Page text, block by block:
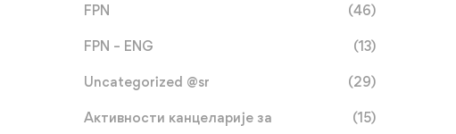
FPN (46)
FPN – ENG (13)
Uncategorized @sr (29)
Активности канцеларије за
(15)